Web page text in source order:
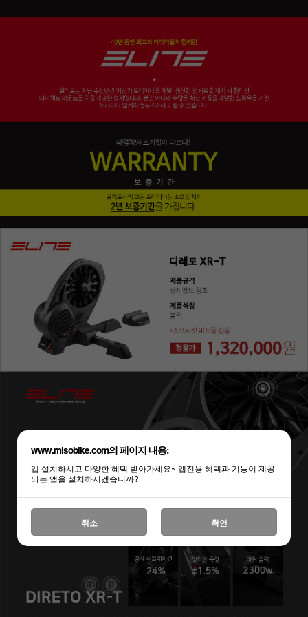
www.misobike.com의 페이지 내용:
앱 설치하시고 다양한 혜택 받아가세요~ 앱전용 혜택과 기능이 제공
되는 앱을 설치하시겠습니까?
취소 확인